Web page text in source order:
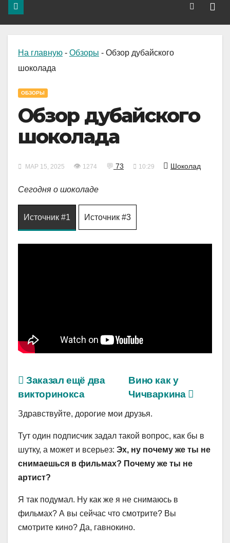
На главную - Обзоры - Обзор дубайского
шоколада
ОБЗОРЫ
Обзор дубайского
шоколада
МАР 15, 2025 👁 1274 💬 73 10:29 Шоколад
Сегодня о шоколаде
Источник #1 Источник #3
Вино как у
Чичваркина
Заказал ещё два
викторинокса
Здравствуйте, дорогие мои друзья.
Тут один подписчик задал такой вопрос, как бы в
шутку, а может и всерьез: Эх, ну почему же ты не
снимаешься в фильмах? Почему же ты не
артист?
Я так подумал. Ну как же я не снимаюсь в
фильмах? А вы сейчас что смотрите? Вы
смотрите кино? Да, гавнокино.